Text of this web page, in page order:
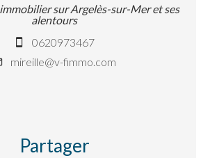
sur Argelès-sur-Mer et ses
alentours
0620973467
mireille@v-fimmo.com
Partager